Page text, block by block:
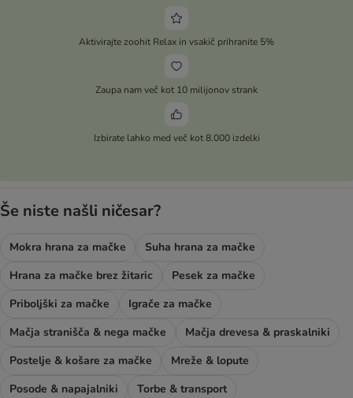
Aktivirajte zoohit Relax in vsakič prihranite 5%
Zaupa nam več kot 10 milijonov strank
Izbirate lahko med več kot 8.000 izdelki
Še niste našli ničesar?
Mokra hrana za mačke
Suha hrana za mačke
Hrana za mačke brez žitaric
Pesek za mačke
Priboljški za mačke
Igrače za mačke
Mačja stranišča & nega mačke
Mačja drevesa & praskalniki
Postelje & košare za mačke
Mreže & lopute
Posode & napajalniki
Torbe & transport